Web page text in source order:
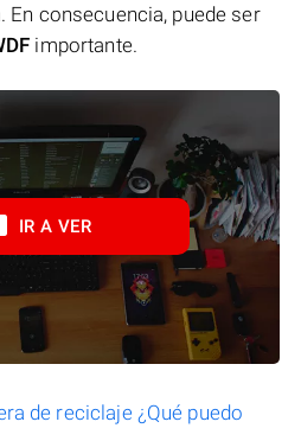
En consecuencia, puede ser
importante.
IR A VER
de reciclaje ¿Qué puedo